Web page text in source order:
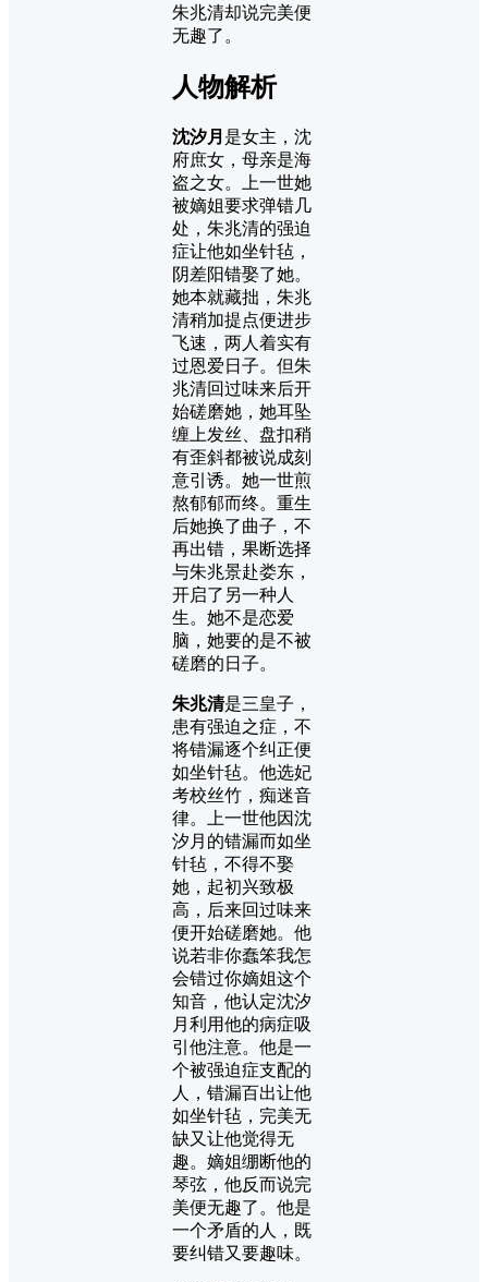
朱兆清却说完美便
无趣了。
人物解析
沈汐月 是女主，沈
府庶女，母亲是海
盗之女。上一世她
被嫡姐要求弹错几
处，朱兆清的强迫
症让他如坐针毡，
阴差阳错娶了她。
她本就藏拙，朱兆
清稍加提点便进步
飞速，两人着实有
过恩爱日子。但朱
兆清回过味来后开
始磋磨她，她耳坠
缠上发丝、盘扣稍
有歪斜都被说成刻
意引诱。她一世煎
熬郁郁而终。重生
后她换了曲子，不
再出错，果断选择
与朱兆景赴娄东，
开启了另一种人
生。她不是恋爱
脑，她要的是不被
磋磨的日子。
朱兆清是三皇子，
患有强迫之症，不
将错漏逐个纠正便
如坐针毡。他选妃
考校丝竹，痴迷音
律。上一世他因沈
汐月的错漏而如坐
针毡，不得不娶
她，起初兴致极
高，后来回过味来
便开始磋磨她。他
说若非你蠢笨我怎
会错过你嫡姐这个
知音，他认定沈汐
月利用他的病症吸
引他注意。他是一
个被强迫症支配的
人，错漏百出让他
如坐针毡，完美无
缺又让他觉得无
趣。嫡姐绷断他的
琴弦，他反而说完
美便无趣了。他是
一个矛盾的人，既
要纠错又要趣味。